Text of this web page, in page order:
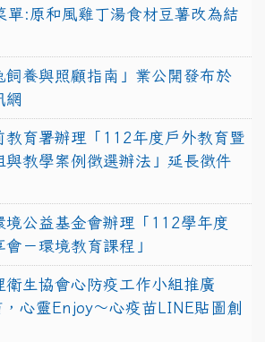
:原和風雞丁湯食材豆薯改為結
飼養與照顧指南」業公開發布於
網
教育署辦理「112年度戶外教育暨
與教學案例徵選辦法」延長徵件
境公益基金會辦理「112學年度
－環境教育課程」
衛生協會心防疫工作小組推廣
，心靈Enjoy〜心疫苗LINE貼圖創